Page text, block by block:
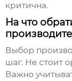
критична.
На что
Выбор
шаг. Не стоит
Важно